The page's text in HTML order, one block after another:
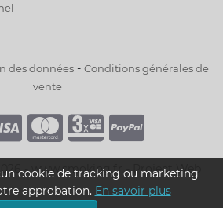
des données- Conditions générales de
vente
- www.smoking.fr -Project Web
cookie de tracking ou marketing
approbation. En savoir plus